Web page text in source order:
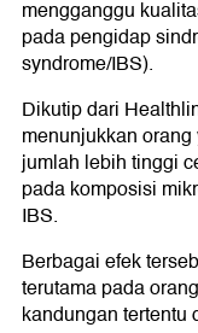
mengganggu
pada pengidap
syndrome/IBS).
Dikutip dari
menunjukkan
jumlah lebih tinggi
pada komposisi
IBS.
Berbagai efek
terutama pada
kandungan tertentu